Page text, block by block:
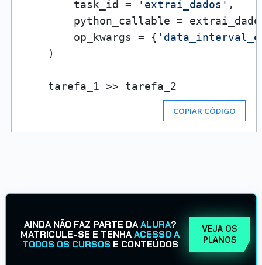
        task_id =
'extrai_dados' ,
python_callable =
        op_kwargs = {
    )
COPIAR CÓDIGO
AINDA NÃO FAZ PARTE DAALURA?
MATRICULE-SE E TENHAACESSO A
TODOS OS CURSOS E CONTEÚDOS
VEJA OS
PLANOS